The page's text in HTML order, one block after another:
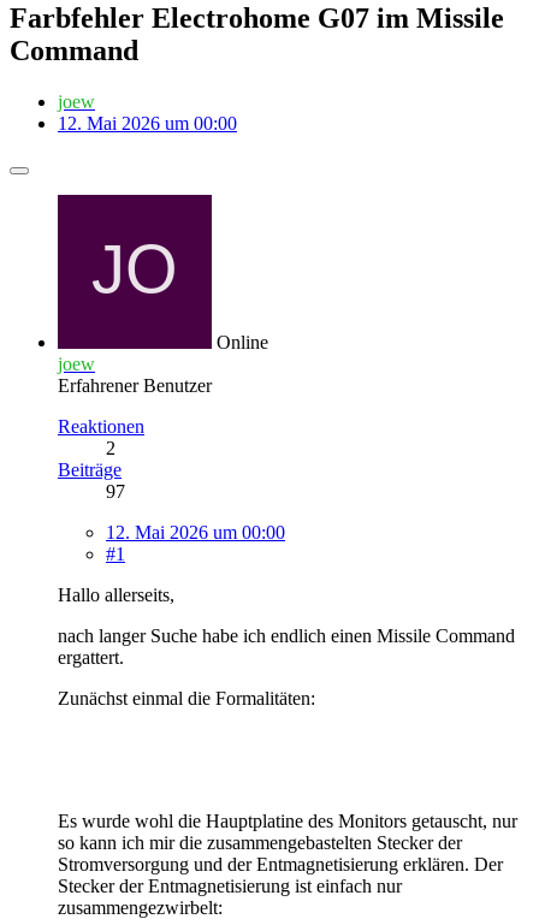
Farbfehler Electrohome G07 im Missile
Command
joew
12. Mai 2026 um 00:00
Online
joew
Erfahrener Benutzer
Reaktionen
2
Beiträge
97
12. Mai 2026 um 00:00
#1
Hallo allerseits,
nach langer Suche habe ich endlich einen Missile Command
ergattert.
Zunächst einmal die Formalitäten:
Es wurde wohl die Hauptplatine des Monitors getauscht, nur
so kann ich mir die zusammengebastelten Stecker der
Stromversorgung und der Entmagnetisierung erklären. Der
Stecker der Entmagnetisierung ist einfach nur
zusammengezwirbelt: